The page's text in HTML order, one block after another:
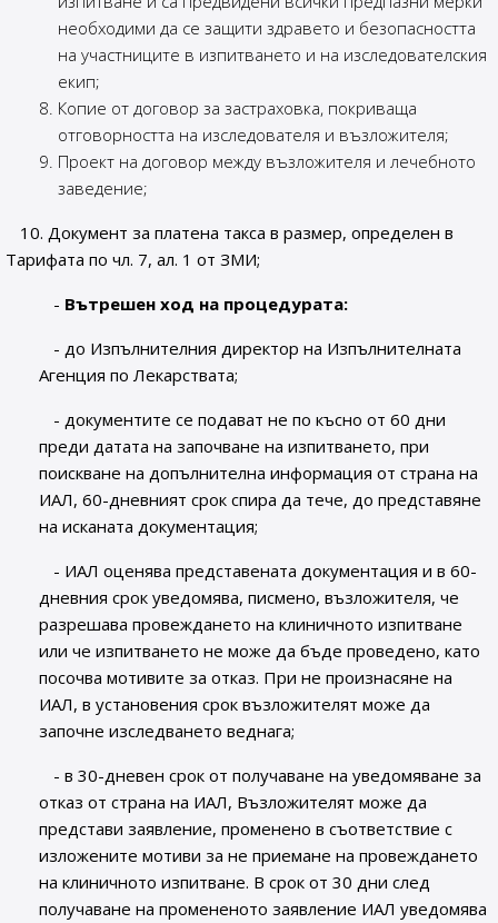
необходими да се защити здравето и безопасността
на участниците в изпитването и на изследователския
екип;
Копие от договор за застраховка, покриваща
отговорността на изследователя и възложителя;
Проект на договор между възложителя и лечебното
заведение;
10. Документ за платена такса в размер, определен в
Тарифата по чл. 7, ал. 1 от ЗМИ;
- Вътрешен ход на процедурата:
- до Изпълнителния директор на Изпълнителната
Агенция по Лекарствата;
- документите се подават не по късно от 60 дни
преди датата на започване на изпитването, при
поискване на допълнителна информация от страна на
ИАЛ, 60-дневният срок спира да тече, до представяне
на исканата документация;
- ИАЛ оценява представената документация и в 60-
дневния срок уведомява, писмено, възложителя, че
разрешава провеждането на клиничното изпитване
или че изпитването не може да бъде проведено, като
посочва мотивите за отказ. При не произнасяне на
ИАЛ, в установения срок възложителят може да
започне изследването веднага;
- в 30-дневен срок от получаване на уведомяване за
отказ от страна на ИАЛ, Възложителят може да
представи заявление, променено в съответствие с
изложените мотиви за не приемане на провеждането
на клиничното изпитване. В срок от 30 дни след
получаване на промененото заявление ИАЛ уведомява